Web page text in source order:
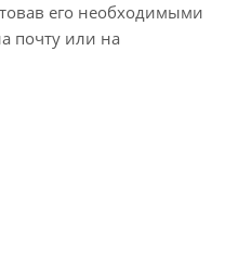
его необходимыми
почту или на